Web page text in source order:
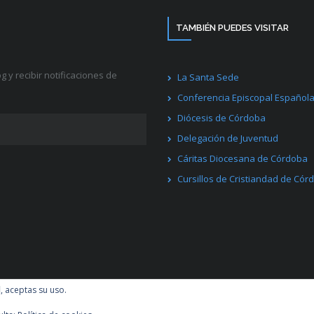
y recibir notificaciones de
TAMBIÉN PUEDES VISITAR
La Santa Sede
Conferencia Episcopal Española
Diócesis de Córdoba
Delegación de Juventud
Cáritas Diocesana de Córdoba
Cursillos de Cristiandad de
.
aceptas su uso.